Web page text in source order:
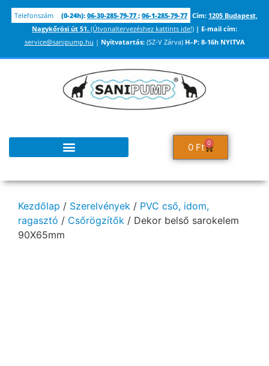
Telefonszám (0-24h): 06-30-285-79-77 ; 06-1-285-79-77 Cím: 1205 Budapest,
Nagykőrösi út 51. (Útvonaltervezéshez kattints ide!) | E-mail cím:
service@sanipump.hu | Nyitvatartás:(SZ-V Zárva) H–P: 8-16h NYITVA
0 Ft 0
Kezdőlap / Szerelvények / PVC cső, idom,
ragasztó / Csőrögzítők / Dekor belső sarokelem
90X65mm